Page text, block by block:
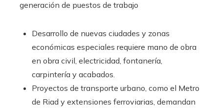
generación de puestos de trabajo
Desarrollo de nuevas ciudades y zonas
económicas especiales requiere mano de obra
en obra civil, electricidad, fontanería,
carpintería y acabados.
Proyectos de transporte urbano, como el Metro
de Riad y extensiones ferroviarias, demandan